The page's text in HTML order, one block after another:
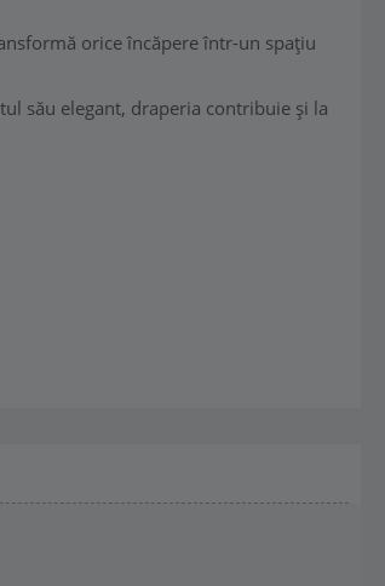
orice încăpere într-un spațiu
său elegant, draperia contribuie și la